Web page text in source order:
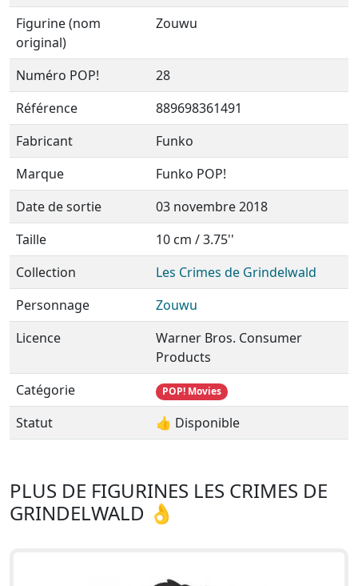
Figurine (nom
original)
Zouwu
Numéro POP!
28
Référence
889698361491
Fabricant
Funko
Marque
Funko POP!
Date de sortie
03 novembre 2018
Taille
10 cm / 3.75''
Collection
Les Crimes de Grindelwald
Personnage
Zouwu
Licence
Warner Bros. Consumer
Products
Catégorie
POP! Movies
Statut 👍 Disponible
PLUS DE FIGURINES LES CRIMES DE
GRINDELWALD 👌